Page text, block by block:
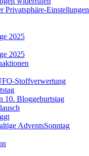
Privatsphäre-Einstellungen
2025
2025
Stoffverwertung
10. Bloggeburtstag
AdventsSonntag